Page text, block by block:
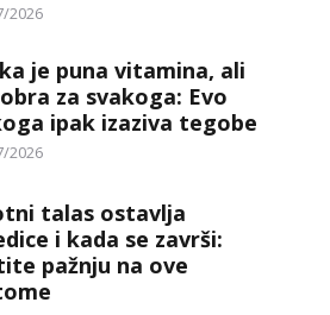
2026
je puna vitamina, ali
za svakoga: Evo
ipak izaziva tegobe
2026
talas ostavlja
i kada se završi:
pažnju na ove